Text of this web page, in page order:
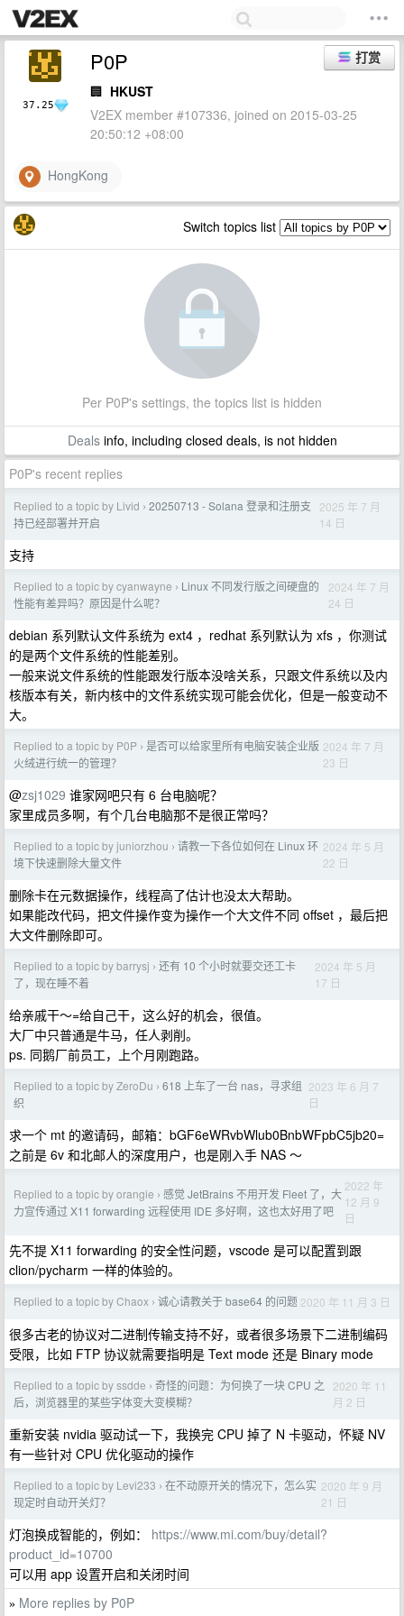
37.25
打赏
P0P
🏢 HKUST
V2EX member #107336, joined on 2015-03-25
20:50:12 +08:00
HongKong
Switch topics list
Per P0P's settings, the topics list is hidden
Dealsinfo, including closed deals, is not hidden
P0P's recent replies
Replied to a topic by Livid › 20250713 - Solana 登录和注册支
持已经部署并开启
2025 年 7 月
14 日
支持
Replied to a topic by cyanwayne › Linux 不同发行版之间硬盘的
性能有差异吗？原因是什么呢？
2024 年 7 月
24 日
debian 系列默认文件系统为 ext4 ，redhat 系列默认为 xfs ，你测试
的是两个文件系统的性能差别。
一般来说文件系统的性能跟发行版本没啥关系，只跟文件系统以及内
核版本有关，新内核中的文件系统实现可能会优化，但是一般变动不
大。
Replied to a topic by P0P › 是否可以给家里所有电脑安装企业版
火绒进行统一的管理？
2024 年 7 月
23 日
@zsj1029 谁家网吧只有 6 台电脑呢？
家里成员多啊，有个几台电脑那不是很正常吗？
Replied to a topic by juniorzhou › 请教一下各位如何在 Linux 环
境下快速删除大量文件
2024 年 5 月
22 日
删除卡在元数据操作，线程高了估计也没太大帮助。
如果能改代码，把文件操作变为操作一个大文件不同 offset ，最后把
大文件删除即可。
Replied to a topic by barrysj › 还有 10 个小时就要交还工卡
了，现在睡不着
2024 年 5 月
17 日
给亲戚干～=给自己干，这么好的机会，很值。
大厂中只普通是牛马，任人剥削。
ps. 同鹅厂前员工，上个月刚跑路。
Replied to a topic by ZeroDu › 618 上车了一台 nas，寻求组
织
2023 年 6 月 7
日
求一个 mt 的邀请码，邮箱：bGF6eWRvbWlub0BnbWFpbC5jb20=
之前是 6v 和北邮人的深度用户，也是刚入手 NAS ～
Replied to a topic by orangie › 感觉 JetBrains 不用开发 Fleet 了，大
力宣传通过 X11 forwarding 远程使用 IDE 多好啊，这也太好用了吧
2022 年
12 月 9
日
先不提 X11 forwarding 的安全性问题，vscode 是可以配置到跟
clion/pycharm 一样的体验的。
Replied to a topic by Chaox › 诚心请教关于 base64 的问题 2020 年 11 月 3 日
很多古老的协议对二进制传输支持不好，或者很多场景下二进制编码
受限，比如 FTP 协议就需要指明是 Text mode 还是 Binary mode
Replied to a topic by ssdde › 奇怪的问题：为何换了一块 CPU 之
后，浏览器里的某些字体变大变模糊？
2020 年 11
月 2 日
重新安装 nvidia 驱动试一下，我换完 CPU 掉了 N 卡驱动，怀疑 NV
有一些针对 CPU 优化驱动的操作
Replied to a topic by Levi233 › 在不动原开关的情况下，怎么实
现定时自动开关灯？
2020 年 9 月
21 日
灯泡换成智能的，例如： https://www.mi.com/buy/detail?
product_id=10700
可以用 app 设置开启和关闭时间
» More replies by P0P